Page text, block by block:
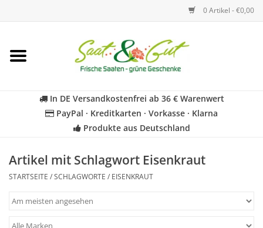
0 Artikel - €0,00
Startseite
Kräuter
Für Kinder
In DE Versandkostenfrei ab 36 € Warenwert
PayPal · Kreditkarten · Vorkasse · Klarna
Produkte aus Deutschland
Artikel mit Schlagwort Eisenkraut
STARTSEITE /SCHLAGWORTE / EISENKRAUT